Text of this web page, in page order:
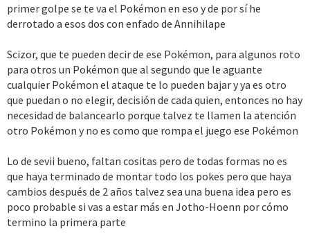
Kanto vería que metieras una secundaria mostrando el paso del
tiempo también en las islas, quizás ver como Isla Inta tmb cambió
la torre batalla, que lo vería lugar para un líder. No creo que sea
muy determinante para los levels del DLC, siempre llego justo al
110 el equipo sin contar evento Guardia. El cuarto lo vería en los
inicios de Hoenn parte 2, ya que hay mucho level por delante.
-Esto es más meme pero ponle a Andra una línea sobre su
Tentacruel en la isla Origen, ese sí que merece un arco donde se
enfrentó a yo que se Volcanion y se convirtió en un poke
mamadísimo, es más miserable que Wrongsparce xD
-Terminando con las islas sete, podrías meter en un regreso en
Neo Kanto o Hoenn eventos de Hoopa y así obtenerle a él,
ultraentes que faltan y ya que pega mucho los tapus.
que hiciera algo más. Más allá del level 100 le daría Erupción,
Salpicar, etc para que tenga algo que decir contra Regidrago que
-Esto es más balance pero Scizor tiene que ser nerfeado de
alguna manera, aunque sea de mis favoritos. Entiendo que
inevitablemente hay pokemons rotos pero Scizor es otro nivel,
dale más ataque especial y nerfeale salud, que es Bicho acero,
es la combinación de ir con pocos PS siendo lógicos.
-En cuanto Sevii no tengo nada que decir ya que está muy
cargadita de eventos, pero te diría que ampliaras un poquito más
la obtención de pokes de otras regionales que se quedan en la
media. Por ejemplo, a Frosmoth le pusiste justo antes de
enfrentarte a un desierto plagado de rocas y un admin que abre
primer golpe se te va el Pokémon en eso y de por sí he
derrotado a esos dos con enfado de Annihilape
Scizor, que te pueden decir de ese Pokémon, para algunos roto
para otros un Pokémon que al segundo que le aguante
cualquier Pokémon el ataque te lo pueden bajar y ya es otro
que puedan o no elegir, decisión de cada quien, entonces no hay
necesidad de balancearlo porque talvez te llamen la atención
otro Pokémon y no es como que rompa el juego ese Pokémon
Lo de sevii bueno, faltan cositas pero de todas formas no es
que haya terminado de montar todo los pokes pero que haya
cambios después de 2 años talvez sea una buena idea pero es
poco probable si vas a estar más en Jotho-Hoenn por cómo
termino la primera parte